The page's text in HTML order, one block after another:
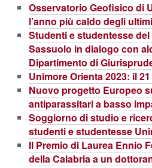
Osservatorio Geofisico di
l’anno più caldo degli
Studenti e studentesse
Sassuolo in dialogo con
Dipartimento di
Unimore Orienta 2023: il
Nuovo progetto Europeo
antiparassitari a basso
Soggiorno di studio e
studenti e studentesse
Il Premio di Laurea Ennio
della Calabria a un